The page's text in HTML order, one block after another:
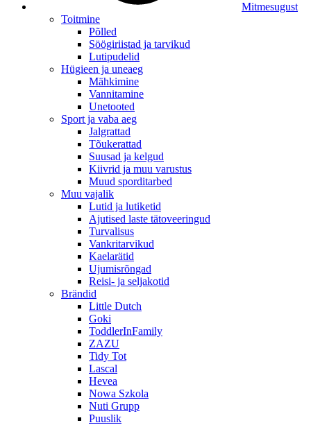
Mitmesugust
Toitmine
Põlled
Söögiriistad ja tarvikud
Lutipudelid
Hügieen ja uneaeg
Mähkimine
Vannitamine
Unetooted
Sport ja vaba aeg
Jalgrattad
Tõukerattad
Suusad ja kelgud
Kiivrid ja muu varustus
Muud sporditarbed
Muu vajalik
Lutid ja lutiketid
Ajutised laste tätoveeringud
Turvalisus
Vankritarvikud
Kaelarätid
Ujumisrõngad
Reisi- ja seljakotid
Brändid
Little Dutch
Goki
ToddlerInFamily
ZAZU
Tidy Tot
Lascal
Hevea
Nowa Szkola
Nuti Grupp
Puuslik